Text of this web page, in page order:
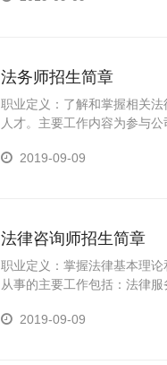
法务师招生简章
职业定义：了解和掌握相关
人才。主要工作内容为参与
2019-09-09
法律咨询师招生简章
职业定义：掌握法律基本理
从事的主要工作包括：法律服
2019-09-09